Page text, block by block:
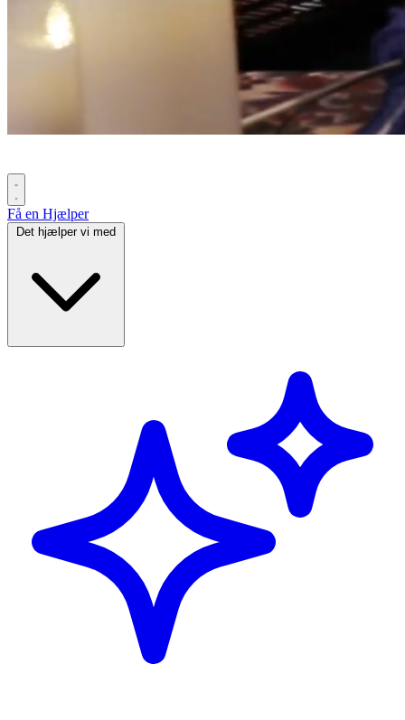
Få en Hjælper
Det hjælper vi med